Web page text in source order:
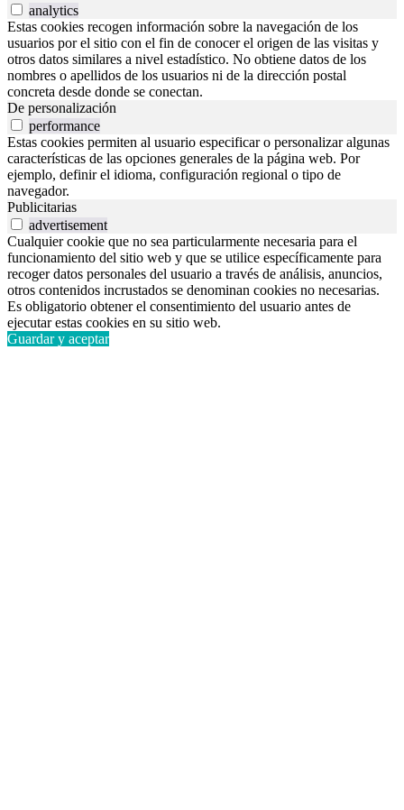
analytics
Estas cookies recogen información sobre la navegación de los
usuarios por el sitio con el fin de conocer el origen de las visitas y
otros datos similares a nivel estadístico. No obtiene datos de los
nombres o apellidos de los usuarios ni de la dirección postal
concreta desde donde se conectan.
De personalización
performance
Estas cookies permiten al usuario especificar o personalizar algunas
características de las opciones generales de la página web. Por
ejemplo, definir el idioma, configuración regional o tipo de
navegador.
Publicitarias
advertisement
Cualquier cookie que no sea particularmente necesaria para el
funcionamiento del sitio web y que se utilice específicamente para
recoger datos personales del usuario a través de análisis, anuncios,
otros contenidos incrustados se denominan cookies no necesarias.
Es obligatorio obtener el consentimiento del usuario antes de
ejecutar estas cookies en su sitio web.
Guardar y aceptar